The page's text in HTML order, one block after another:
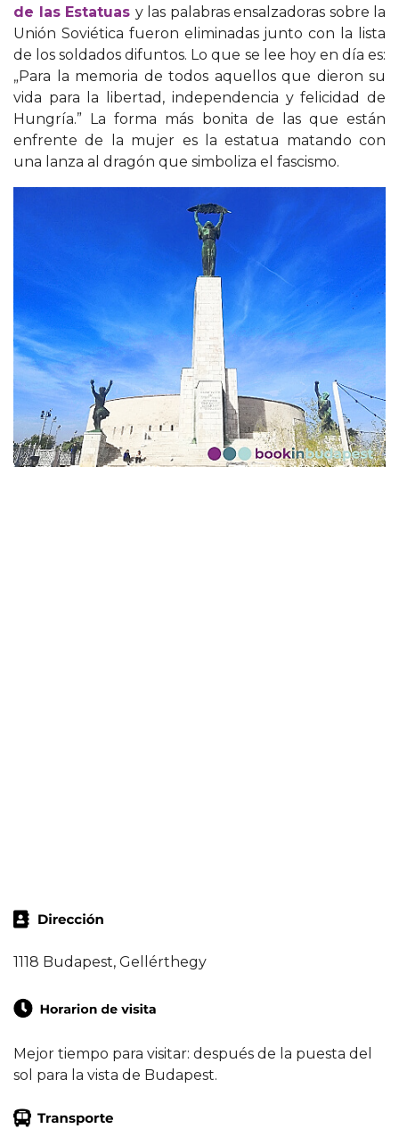
de las Estatuas y las palabras ensalzadoras sobre la
Unión Soviética fueron eliminadas junto con la lista
de los soldados difuntos. Lo que se lee hoy en día es:
„Para la memoria de todos aquellos que dieron su
vida para la libertad, independencia y felicidad de
Hungría.” La forma más bonita de las que están
enfrente de la mujer es la estatua matando con
una lanza al dragón que simboliza el fascismo.
1118 Budapest, Gellérthegy
Mejor tiempo para visitar: después de la puesta del
sol para la vista de Budapest.